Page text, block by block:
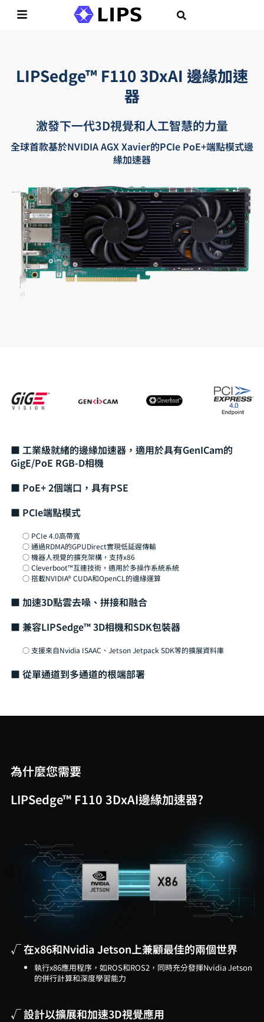
LIPSedge™ F110 3DxAI 邊緣加速
器
激發下一代3D視覺和人工智慧的力量
全球首款基於NVIDIA AGX Xavier的PCIe PoE+端點模式邊
緣加速器
■ 工業級就緒的邊緣加速器，適用於具有GenICam的
GigE/PoE RGB-D相機
■ PoE+ 2個端口，具有PSE
■ PCIe端點模式
○ PCIe 4.0高帶寬
○ 通過RDMA的GPUDirect實現低延遲傳輸
○ 機器人視覺的擴充架構，支持x86
○ Cleverboot™互連技術，適用於多操作系統系統
○ 搭載NVIDIA® CUDA和OpenCL的邊緣運算
■ 加速3D點雲去噪、拼接和融合
■ 兼容LIPSedge™ 3D相機和SDK包裝器
○ 支援來自Nvidia ISAAC、Jetson Jetpack SDK等的擴展資料庫
■ 從單通道到多通道的根端部署
為什麼您需要
LIPSedge™ F110 3DxAI邊緣加速器?
√ 在x86和Nvidia Jetson上兼顧最佳的兩個世界
執行x86應用程序，如ROS和ROS2，同時充分發揮Nvidia Jetson
的併行計算和深度學習能力
√ 設計以擴展和加速3D視覺應用